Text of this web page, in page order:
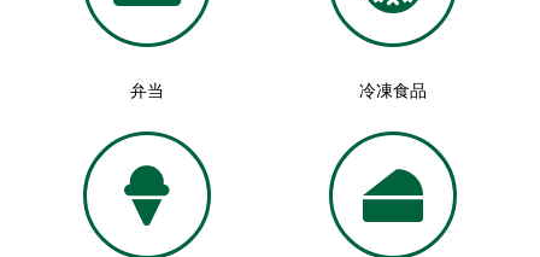
弁当 冷凍食品